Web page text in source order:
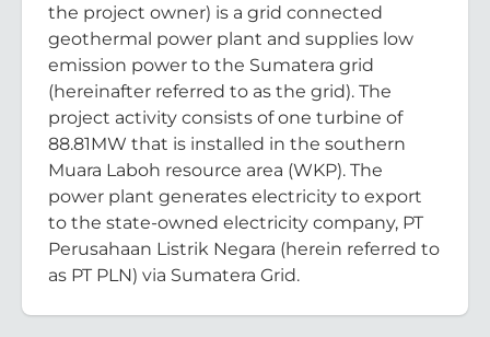
the project owner) is a grid connected
geothermal power plant and supplies low
emission power to the Sumatera grid
(hereinafter referred to as the grid). The
project activity consists of one turbine of
88.81MW that is installed in the southern
Muara Laboh resource area (WKP). The
power plant generates electricity to export
to the state-owned electricity company, PT
Perusahaan Listrik Negara (herein referred to
as PT PLN) via Sumatera Grid.